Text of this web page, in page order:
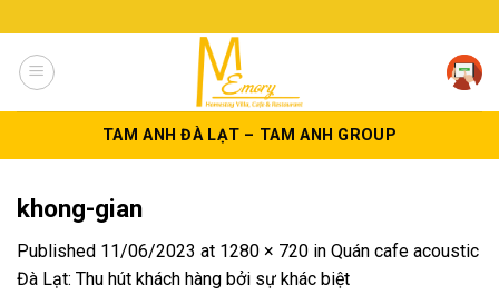
to
content
TAM ANH ĐÀ LẠT – TAM ANH GROUP
khong-gian
Published 11/06/2023 at 1280 × 720 in Quán cafe acoustic
Đà Lạt: Thu hút khách hàng bởi sự khác biệt